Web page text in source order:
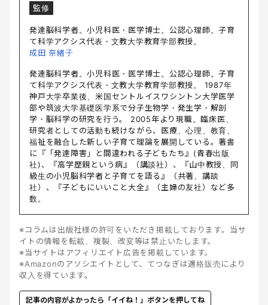
監修
発達脳科学者。小児科医・医学博士。公認心理師。子育
て科学アクシス代表・文教大学教育学部教授。
成田 奈緒子
発達脳科学者。小児科医・医学博士。公認心理師。子育
て科学アクシス代表・文教大学教育学部教授。 1987年
神戸大学卒業後、米国セントルイスワシントン大学医学
部や筑波大学基礎医学系で分子生物学・発生学・解剖
学・脳科学の研究を行う。 2005年より現職。臨床医、
研究者としての活動も続けながら、医療、心理、教育、
福祉を融合した新しい子育て理論を展開している。著書
に『「発達障害」と間違われる子どもたち』(青春出版
社)、『高学歴親という病』（講談社）、『山中教授、同
級生の小児脳科学者と子育てを語る』（共著、講談
社）、『子どもにいいこと大全』（主婦の友社）など多
数。
※コラムは出版社様の許可をいただき掲載しております。当サ
イトの情報を転載、複製、改変等は禁止いたします。
※当サイトはアフィリエイト広告を掲載しています。
※Amazonのアソシエイトとして、てつなぎは適格販売により
収入を得ています。
記事の内容がよかったら「イイね！」ボタンを押してね